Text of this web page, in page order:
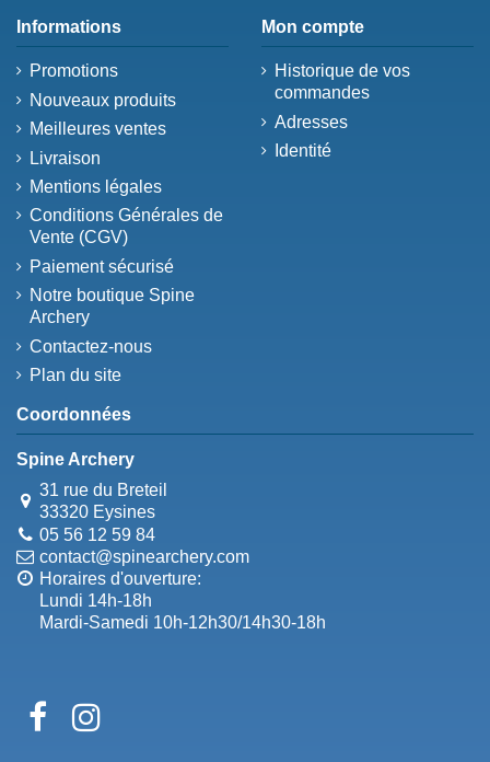
Informations
Promotions
Nouveaux produits
Meilleures ventes
Livraison
Mentions légales
Conditions Générales de
Vente (CGV)
Paiement sécurisé
Notre boutique Spine
Archery
Contactez-nous
Plan du site
Mon compte
Historique de vos
commandes
Adresses
Identité
Coordonnées
Spine Archery
31 rue du Breteil
33320 Eysines
05 56 12 59 84
contact@spinearchery.com
Horaires d'ouverture:
Lundi 14h-18h
Mardi-Samedi 10h-12h30/14h30-18h